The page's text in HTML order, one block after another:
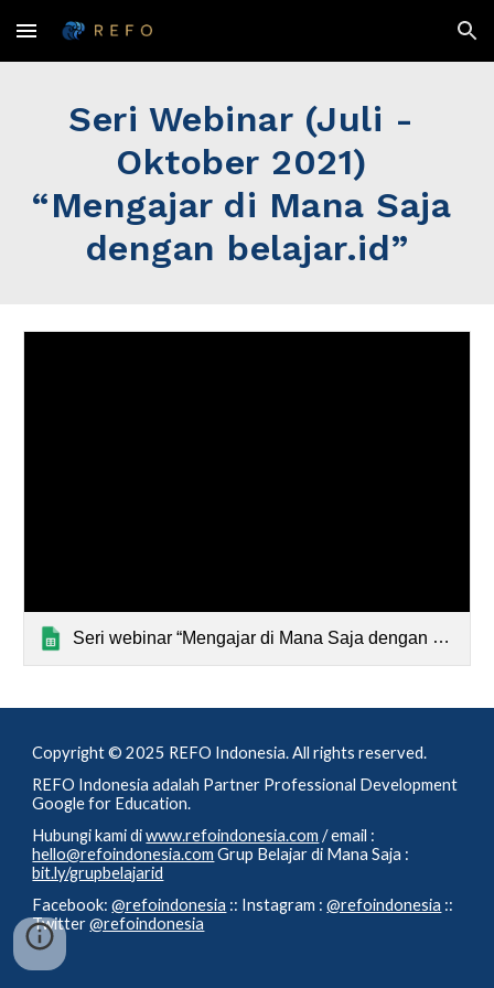
Skip to main content Skip to navigation
Oktober 2021)
“Mengajar di Mana Saja
dengan belajar.id”
Seri webinar “Mengajar di Mana Saja dengan belajar.id” (Sites)
Copyright © 2025 REFO Indonesia.All rights reserved.
REFO Indonesia adalah Partner Professional Development
Google for Education.
Hubungi kami diwww.refoindonesia.com / email :
hello@refoindonesia.com Grup Belajar di Mana Saja :
bit.ly/grupbelajarid
Facebook:@refoindonesia :: Instagram :@refoindonesia ::
Twitter@refoindonesia